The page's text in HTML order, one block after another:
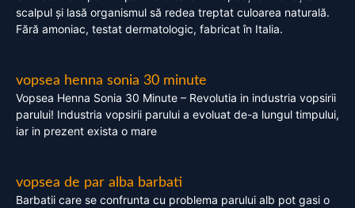
scalpul și lasă organismul să redea treptat culoarea naturală.
Fără amoniac, testat dermatologic, fabricat în Italia.
vopsea henna sonia 30 minute
Vopsea Henna Sonia 30 Minute – Revolutia in industria vopsirii
parului! Industria vopsirii parului a evoluat de-a lungul timpului,
iar in prezent exista o mare
vopsea de par alba barbati
Barbatii care se confrunta cu problema parului alb pot gasi o